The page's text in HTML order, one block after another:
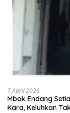
7 April 2026
Mbok Endang
Kara, Keluhkan